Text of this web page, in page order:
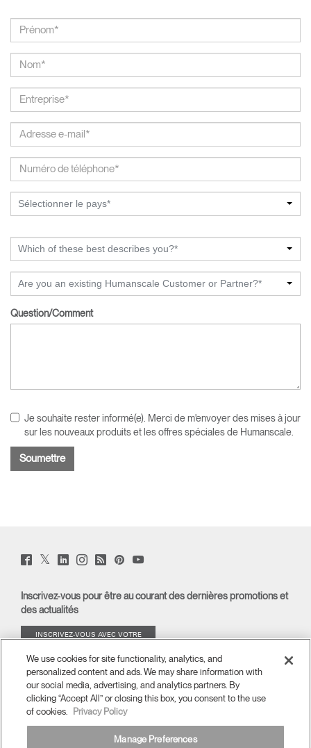
Sélectionner le pays*
Which of these best describes you?*
Are you an existing Humanscale Customer or Partner?*
Question/Comment
Je souhaite rester informé(e). Merci de m'envoyer des mises à jour
sur les nouveaux produits et les offres spéciales de Humanscale.
Facebook
(opens
Twitter
(opens
LinkedIn
(opens
Instagram
(opens
Humanscale
Blog
window)
PinterstYouTube
Inscrivez-vous pour être au courant des dernières promotions et
des actualités
INSCRIVEZ-VOUS AVEC VOTRE
À PROPOS
ERGONOMIE
We use cookies for site functionality, analytics, and
personalized content and ads. We may share information with
our social media, advertising, and analytics partners. By
clicking “Accept All” or closing this box, you consent to the use
of cookies.
Privacy Policy
Manage Preferences